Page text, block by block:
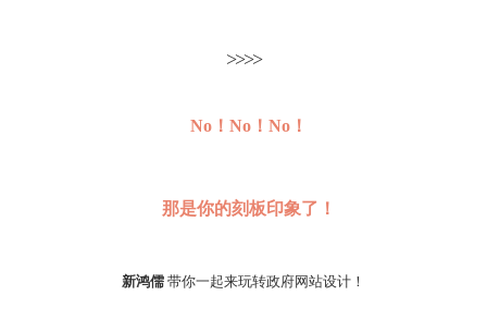
>>>>
No！No！No！
那是你的刻板印象了！
新鸿儒 带你一起来玩转政府网站设计！